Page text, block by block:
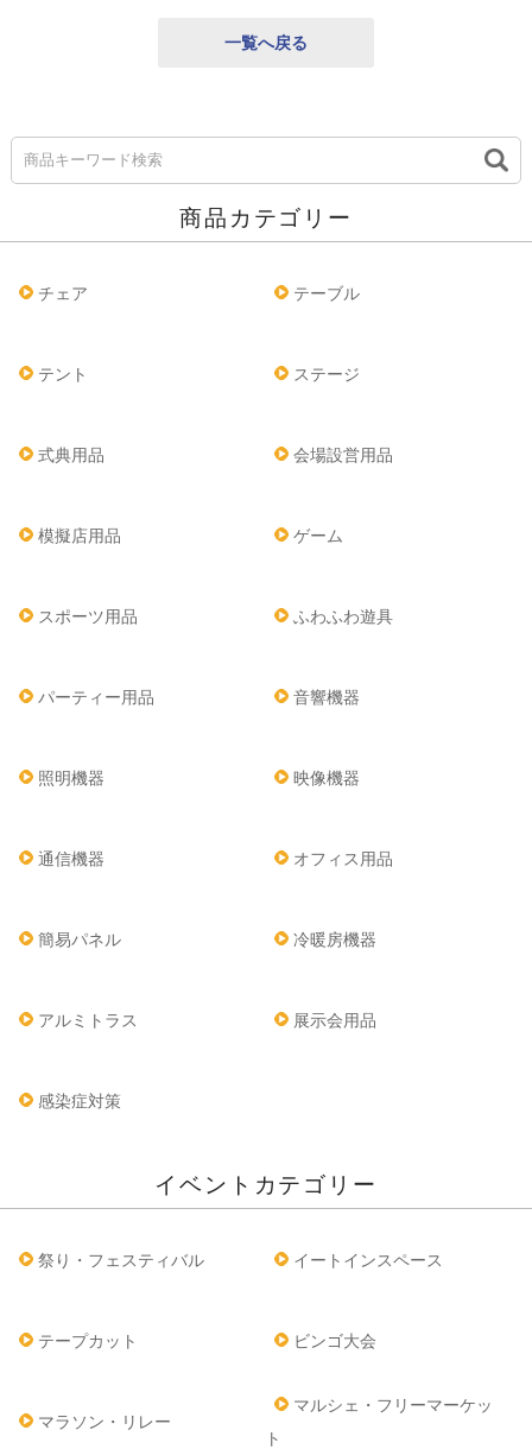
商品カテゴリー
チェア テーブル
テント ステージ
式典用品 会場設営用品
模擬店用品 ゲーム
スポーツ用品 ふわふわ遊具
パーティー用品 音響機器
照明機器 映像機器
通信機器 オフィス用品
簡易パネル 冷暖房機器
アルミトラス 展示会用品
感染症対策
イベントカテゴリー
祭り・フェスティバル イートインスペース
テープカット ビンゴ大会
マラソン・リレー
マルシェ・フリーマーケッ
ト
一覧へ戻る